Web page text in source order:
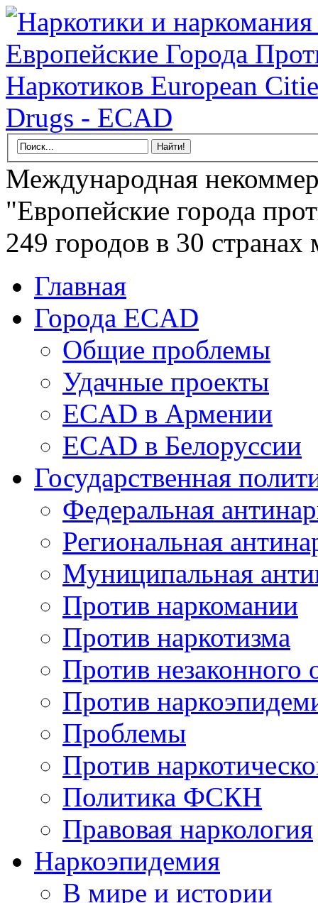
Международная
"Европейские города
249 городов в 30
Главная
Города ECAD
Общие проблемы
Удачные проекты
ECAD в Армении
ECAD в Белоруссии
Государственная
Федеральная
Региональная
Муниципальная
Против наркомании
Против наркотизма
Против незаконного
Против
Проблемы
Против
Политика ФСКН
Правовая наркология
Наркоэпидемия
В мире и истории